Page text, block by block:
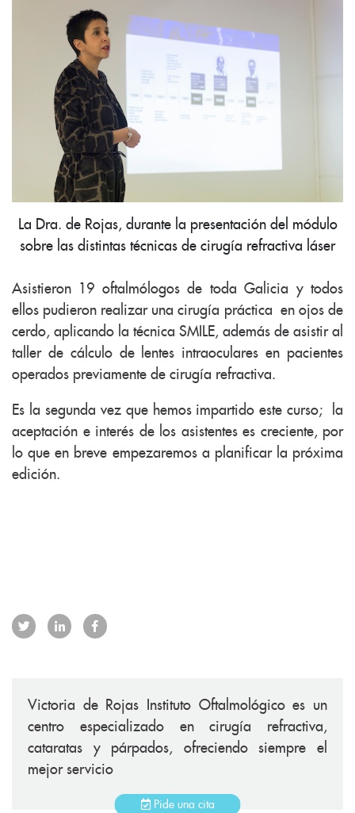
La Dra. de Rojas, durante la presentación del módulo
sobre las distintas técnicas de cirugía refractiva láser
Asistieron 19 oftalmólogos de toda Galicia y todos
ellos pudieron realizar una cirugía práctica en ojos de
cerdo, aplicando la técnica SMILE, además de asistir al
taller de cálculo de lentes intraoculares en pacientes
operados previamente de cirugía refractiva.
Es la segunda vez que hemos impartido este curso; la
aceptación e interés de los asistentes es creciente, por
lo que en breve empezaremos a planificar la próxima
edición.
Victoria de Rojas Instituto Oftalmológico es un
centro especializado en cirugía refractiva,
cataratas y párpados, ofreciendo siempre el
mejor servicio
Pide una cita